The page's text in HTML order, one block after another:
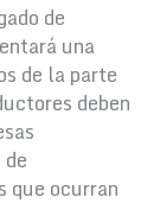
de
una
de la parte
deben
que ocurran